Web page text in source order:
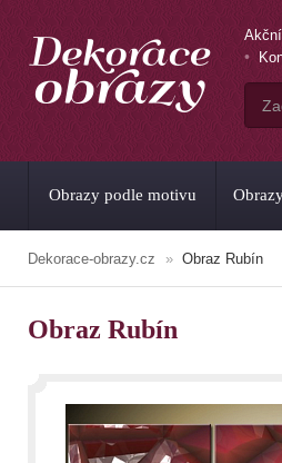
Obrazy podle motivu
Dekorace-obrazy.cz Obraz Rubín
Obraz Rubín